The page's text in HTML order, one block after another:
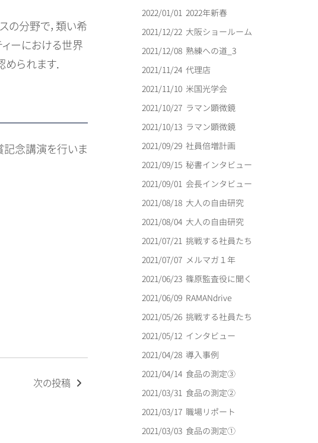
の分野で，類い希
ーにおける世界
られます．
記念講演を行いま
次の投稿
2022/01/01 2022年新春
2021/12/22 大阪ショールーム
2021/12/08 熟練への道_3
2021/11/24 代理店
2021/11/10 米国光学会
2021/10/27 ラマン顕微鏡
2021/10/13 ラマン顕微鏡
2021/09/29 社員倍増計画
2021/09/15 秘書インタビュー
2021/09/01 会長インタビュー
2021/08/18 大人の自由研究
2021/08/04 大人の自由研究
2021/07/21 挑戦する社員たち
2021/07/07 メルマガ１年
2021/06/23 篠原監査役に聞く
2021/06/09 RAMANdrive
2021/05/26 挑戦する社員たち
2021/05/12 インタビュー
2021/04/28 導入事例
2021/04/14 食品の測定③
2021/03/31 食品の測定②
2021/03/17 職場リポート
2021/03/03 食品の測定①